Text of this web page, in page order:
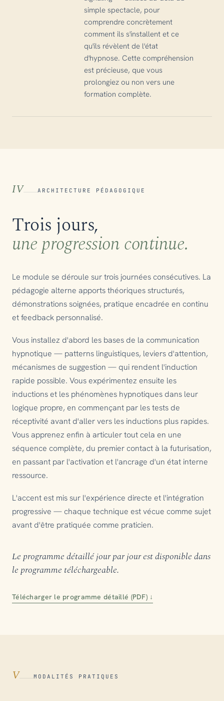
simple spectacle, pour
comprendre concrètement
comment ils s'installent et ce
qu'ils révèlent de l'état
d'hypnose. Cette compréhension
est précieuse, que vous
prolongiez ou non vers une
formation complète.
IV ARCHITECTURE PÉDAGOGIQUE
Trois jours,
une progression continue.
Le module se déroule sur trois journées consécutives. La
pédagogie alterne apports théoriques structurés,
démonstrations soignées, pratique encadrée en continu
et feedback personnalisé.
Vous installez d'abord les bases de la communication
hypnotique — patterns linguistiques, leviers d'attention,
mécanismes de suggestion — qui rendent l'induction
rapide possible. Vous expérimentez ensuite les
inductions et les phénomènes hypnotiques dans leur
logique propre, en commençant par les tests de
réceptivité avant d'aller vers les inductions plus rapides.
Vous apprenez enfin à articuler tout cela en une
séquence complète, du premier contact à la futurisation,
en passant par l'activation et l'ancrage d'un état interne
ressource.
L'accent est mis sur l'expérience directe et l'intégration
progressive — chaque technique est vécue comme sujet
avant d'être pratiquée comme praticien.
Le programme détaillé jour par jour est disponible dans
le programme téléchargeable.
Télécharger le programme détaillé (PDF) ↓
V MODALITÉS PRATIQUES